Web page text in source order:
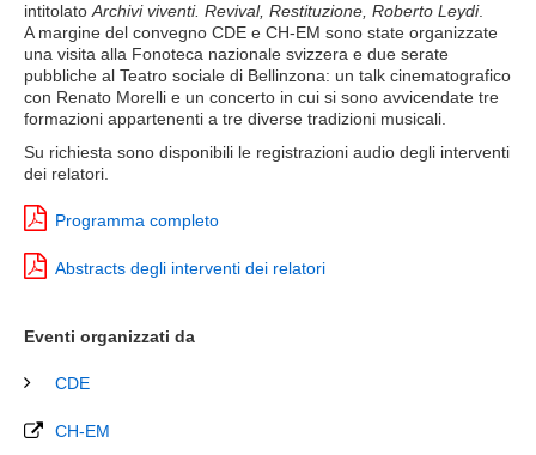
intitolato Archivi viventi. Revival, Restituzione, Roberto Leydi.
A margine del convegno CDE e CH-EM sono state organizzate
una visita alla Fonoteca nazionale svizzera e due serate
pubbliche al Teatro sociale di Bellinzona: un talk cinematografico
con Renato Morelli e un concerto in cui si sono avvicendate tre
formazioni appartenenti a tre diverse tradizioni musicali.
Su richiesta sono disponibili le registrazioni audio degli interventi
dei relatori.
Programma completo
Abstracts degli interventi dei relatori
Eventi organizzati da
CDE
CH-EM